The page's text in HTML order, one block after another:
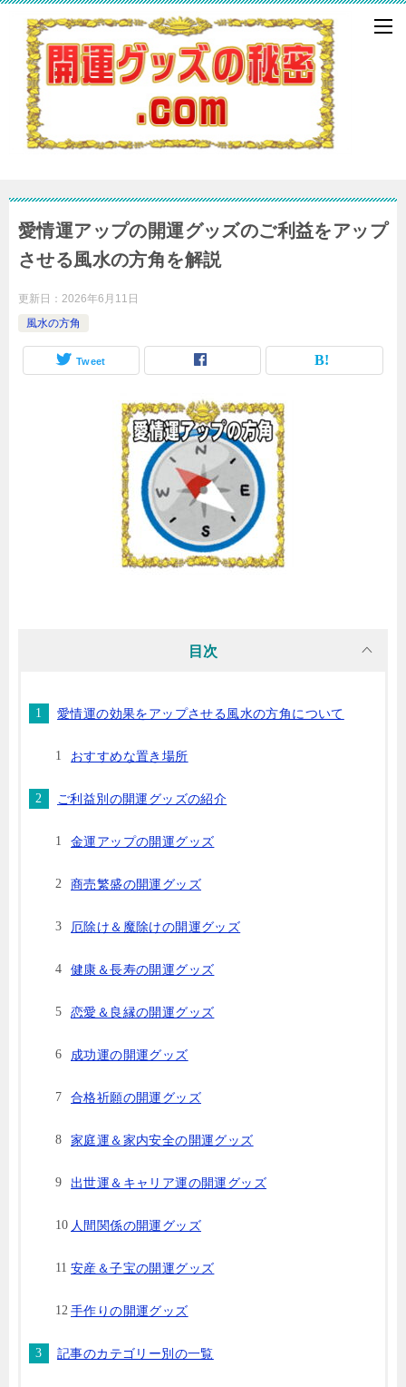
愛情運アップの開運グッズのご利益をアップ
させる風水の方角を解説
更新日： 2026年6月11日
風水の方角
Tweet
目次
愛情運の効果をアップさせる風水の方角について
おすすめな置き場所
ご利益別の開運グッズの紹介
金運アップの開運グッズ
商売繁盛の開運グッズ
厄除け＆魔除けの開運グッズ
健康＆長寿の開運グッズ
恋愛＆良縁の開運グッズ
成功運の開運グッズ
合格祈願の開運グッズ
家庭運＆家内安全の開運グッズ
出世運＆キャリア運の開運グッズ
人間関係の開運グッズ
安産＆子宝の開運グッズ
手作りの開運グッズ
記事のカテゴリー別の一覧